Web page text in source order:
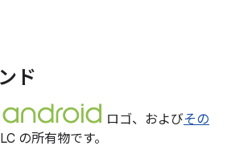
ド
ロゴ、およびその
の所有物です。